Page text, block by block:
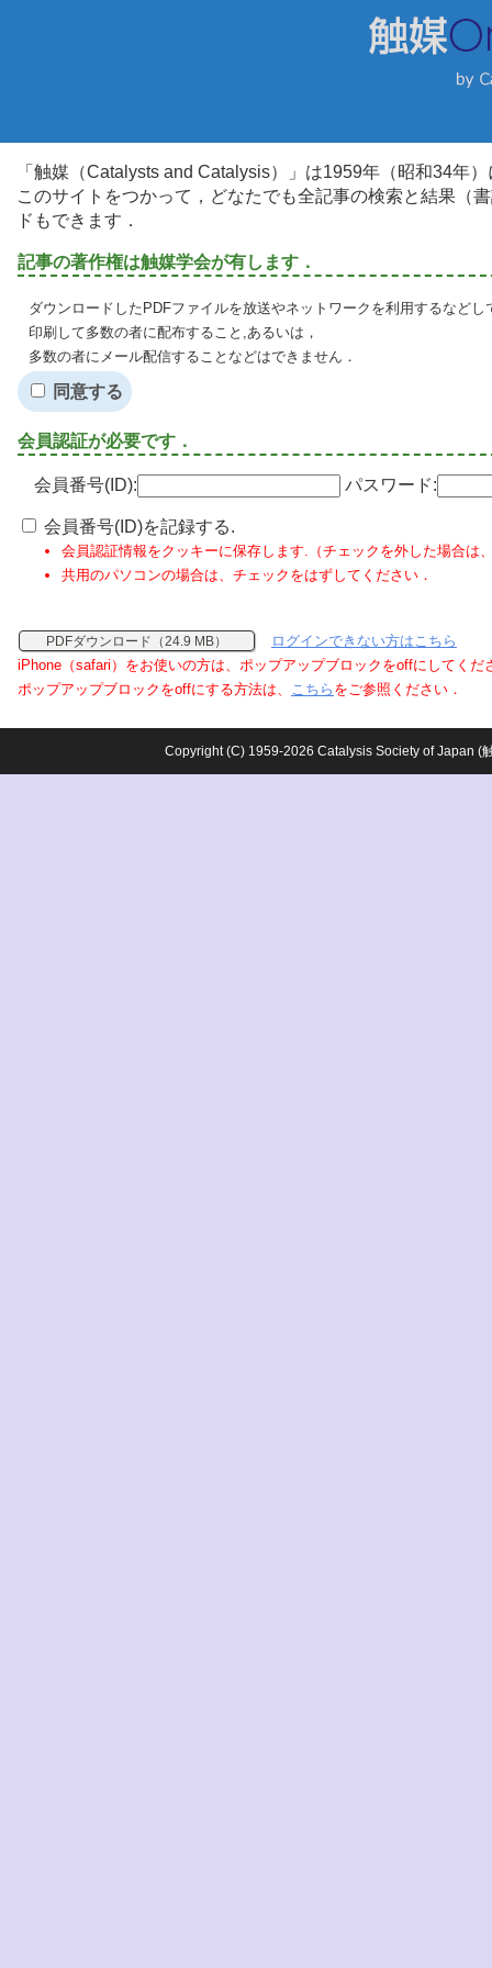
「触媒（Catalysts and Catalysis）」は1959年（昭和34年
このサイトをつかって，どなたでも全記事の検索と結果（
ドもできます．
記事の著作権は触媒学会が有します．
ダウンロードしたPDFファイルを放送やネットワークを利用するなど
印刷して多数の者に配布すること,あるいは，
多数の者にメール配信することなどはできません．
同意する
会員認証が必要です．
会員番号(ID): パスワード:
会員番号(ID)を記録する.
会員認証情報をクッキーに保存します.（チェックを外した場合は
共用のパソコンの場合は、チェックをはずしてください．
PDFダウンロード（24.9 MB）
ログインできない方はこちら
iPhone（safari）をお使いの方は、ポップアップブロックをoffにしてくだ
ポップアップブロックをoffにする方法は、 こちら をご参照ください．
Copyright (C) 1959-2026 Catalysis Society of Japan (